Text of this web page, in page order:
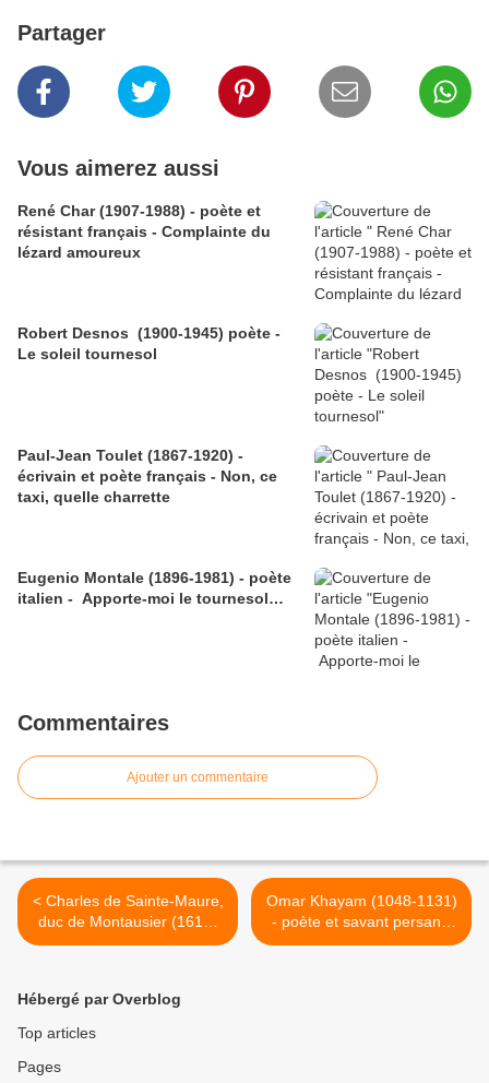
Partager
Vous aimerez aussi
René Char (1907-1988) - poète et
résistant français - Complainte du
lézard amoureux
Robert Desnos (1900-1945) poète -
Le soleil tournesol
Paul-Jean Toulet (1867-1920) -
écrivain et poète français - Non, ce
taxi, quelle charrette
Eugenio Montale (1896-1981) - poète
italien - Apporte-moi le tournesol…
Commentaires
Ajouter un commentaire
< Charles de Sainte-Maure,
duc de Montausier (1610-
1690) - La guirlande Julie -
Omar Khayam (1048-1131)
- poète et savant persan -
La tulipe et la rose >
Hébergé par Overblog
Top articles
Pages